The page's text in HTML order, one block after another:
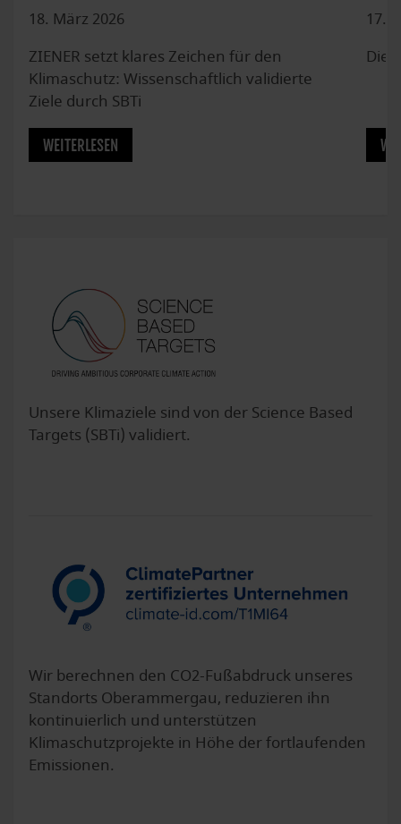
18. März 2026
ZIENER setzt klares Zeichen für den
Klimaschutz: Wissenschaftlich validierte
Ziele durch SBTi
WEITERLESEN
17.
Die
Unsere Klimaziele sind von der Science Based
Targets (SBTi) validiert.
Wir berechnen den CO2-Fußabdruck unseres
Standorts Oberammergau, reduzieren ihn
kontinuierlich und unterstützen
Klimaschutzprojekte in Höhe der fortlaufenden
Emissionen.